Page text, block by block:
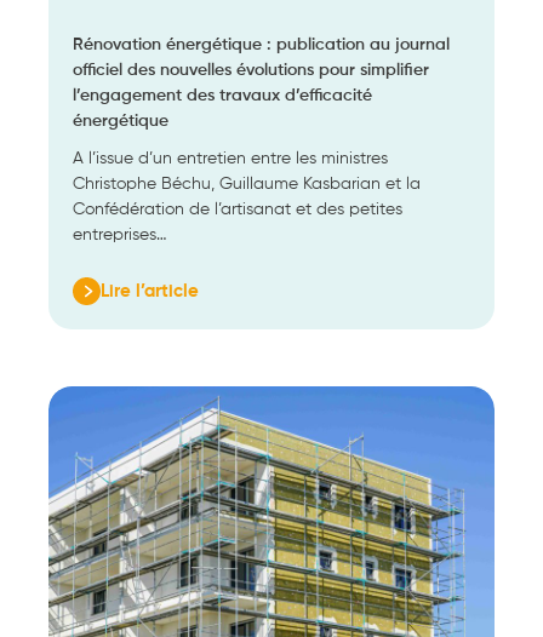
Rénovation énergétique : publication au journal
officiel des nouvelles évolutions pour simplifier
l’engagement des travaux d’efficacité
énergétique
A l’issue d’un entretien entre les ministres
Christophe Béchu, Guillaume Kasbarian et la
Confédération de l’artisanat et des petites
entreprises…
Lire l’article
:
Rénovation
:
journal
officiel
des
nouvelles
évolutions
pour
simplifier